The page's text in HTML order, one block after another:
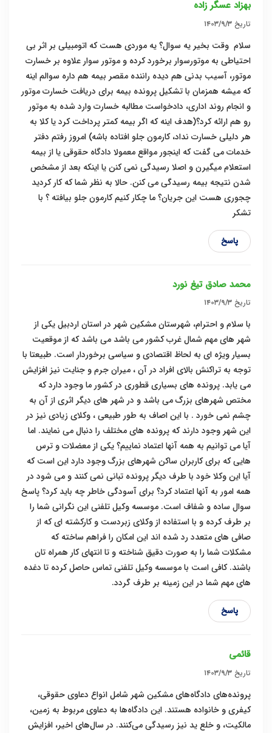
بهزاد عسگر زاده
تاریخ ۱۴۰۳/۹/۳
سلام وقت بخیر یه سوال؟ یه موردی هست که اتومبیلی بر اثر بی
احتیاطی به موتورسوار برخورد کرده و موتور سوار علاوه بر خسارت
موتور، آسیب بدنی هم دیده راننده مقصر بیمه هم داره سوالم اینه
که میشه همزمان با تشکیل پرونده بیمه برای دریافت خسارت موتور
و انجام روند اداری، دادخواست مطالبه خسارت وارد شده به موتور
رو هم ارائه کرد؟(هدف اینه که اگر بیمه کمتر پرداخت کرد یا کلا به
هر دلیلی خسارت نداد، کارمون جلو افتاده باشه) امروز رفتم دفتر
خدمات می گفت که اینجور مواقع معمولا دادگاه حقوقی یا از بیمه
استعلام میگیرن و اصلا رسیدگی نمی کنن یا اینکه بعد از مشخص
شدن نتیجه بیمه رسیدگی می کنن. حالا به نظر شما که کار کردید
چجوری هست این جریان؟ ما چکار کنیم‌ کارمون جلو بیافته ؟ با
تشکر
پاسخ
محمد صادق تیغ نورد
تاریخ ۱۴۰۳/۹/۳
با سلام و احترام، شهرستان مشکین شهر در استان اردبیل یکی از
شهر های مهم شمال غرب کشور می باشد می باشد که از موقعیت
بسیار ویژه ای به لحاظ اقتصادی و سیاسی برخوردار است. طبیعتا با
توجه به تراکنش بالای افراد در آن ، میران جرم و جنایت نیز افزایش
می یابد. پرونده های بسیاری قطوری در کشور ما وجود دارد که
مختص شهرهای بزرگ می باشد و در شهر های دیگر اثری از آن به
چشم نمی خورد . با این اصاف به طور طبیعی ، وکلای زیادی نیز در
این شهر وجود دارند که پرونده های مختلف را دنبال می نمایند. اما
آیا می توانیم به همه آنها اعتماد نماییم؟ یکی از معضلات و ترس
هایی که برای کاربران ساکن شهرهای بزرگ وجود دارد این است که
آیا این وکلا خود با طرف دیگر پرونده تبانی نمی کنند و می شود در
همه امور به آنها اعتماد کرد؟ برای آسودگی خاطر چه باید کرد؟ پاسخ
سوال ساده و شفاف است. موسسه وکیل تلفنی این نگرانی شما را
بر طرف کرده و با استفاده از وکلای زبردست و کارکشته ای که از
صافی های متعدد رد شده اند این امکان را فراهم ساخته که
مشکلات شما را به صورت دقیق شناخته و تا انتهای کار همراه تان
باشند. کافی است با موسسه وکیل تلفنی تماس حاصل کرده تا دغده
های مهم شما در این زمینه بر طرف گردد.
پاسخ
قائمی
تاریخ ۱۴۰۳/۹/۳
پرونده‌های دادگاه‌های مشکین شهر شامل انواع دعاوی حقوقی،
کیفری و خانواده هستند. این دادگاه‌ها به دعاوی مربوط به زمین،
مالکیت، و خلع ید نیز رسیدگی می‌کنند. در سال‌های اخیر، افزایش